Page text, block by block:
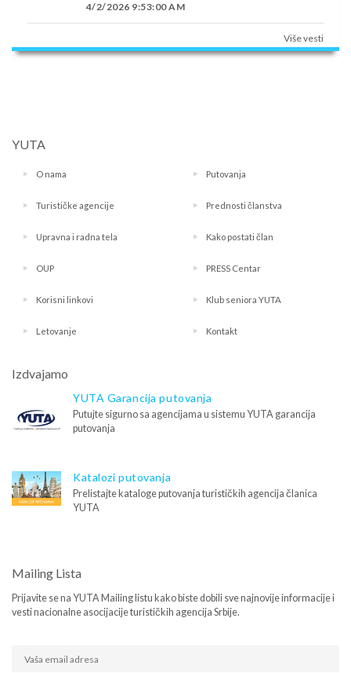
4/2/2026 9:53:00 AM
Više vesti
YUTA
O nama Putovanja
Turističke agencije Prednosti članstva
Upravna i radna tela Kako postati član
OUP PRESS Centar
Korisni linkovi Klub seniora YUTA
Letovanje Kontakt
Izdvajamo
YUTA Garancija putovanja
Putujte sigurno sa agencijama u sistemu YUTA garancija
putovanja
Katalozi putovanja
Prelistajte kataloge putovanja turističkih agencija članica
YUTA
Mailing Lista
Prijavite se na YUTA Mailing listu kako biste dobili sve najnovije informacije i
vesti nacionalne asocijacije turističkih agencija Srbije.